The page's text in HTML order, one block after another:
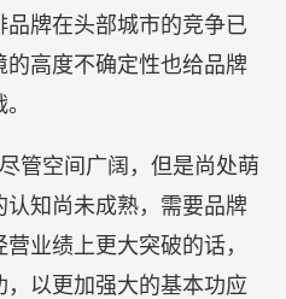
品牌在头部城市的竞争已
高度不确定性也给品牌
管空间广阔，但是尚处萌
知尚未成熟，需要品牌
业绩上更大突破的话，
以更加强大的基本功应